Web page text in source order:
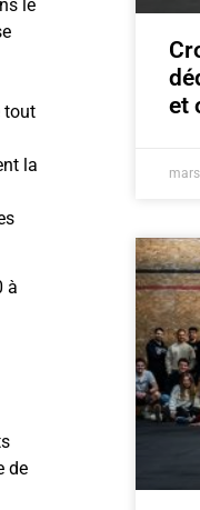
le
tout
la
à
de
et